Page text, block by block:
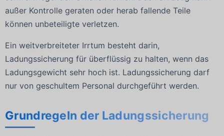
außer Kontrolle geraten oder herab fallende Teile
können unbeteiligte verletzen.
Ein weitverbreiteter Irrtum besteht darin,
Ladungssicherung für überflüssig zu halten, wenn das
Ladungsgewicht sehr hoch ist. Ladungssicherung darf
nur von geschultem Personal durchgeführt werden.
Grundregeln der Ladungssicherung